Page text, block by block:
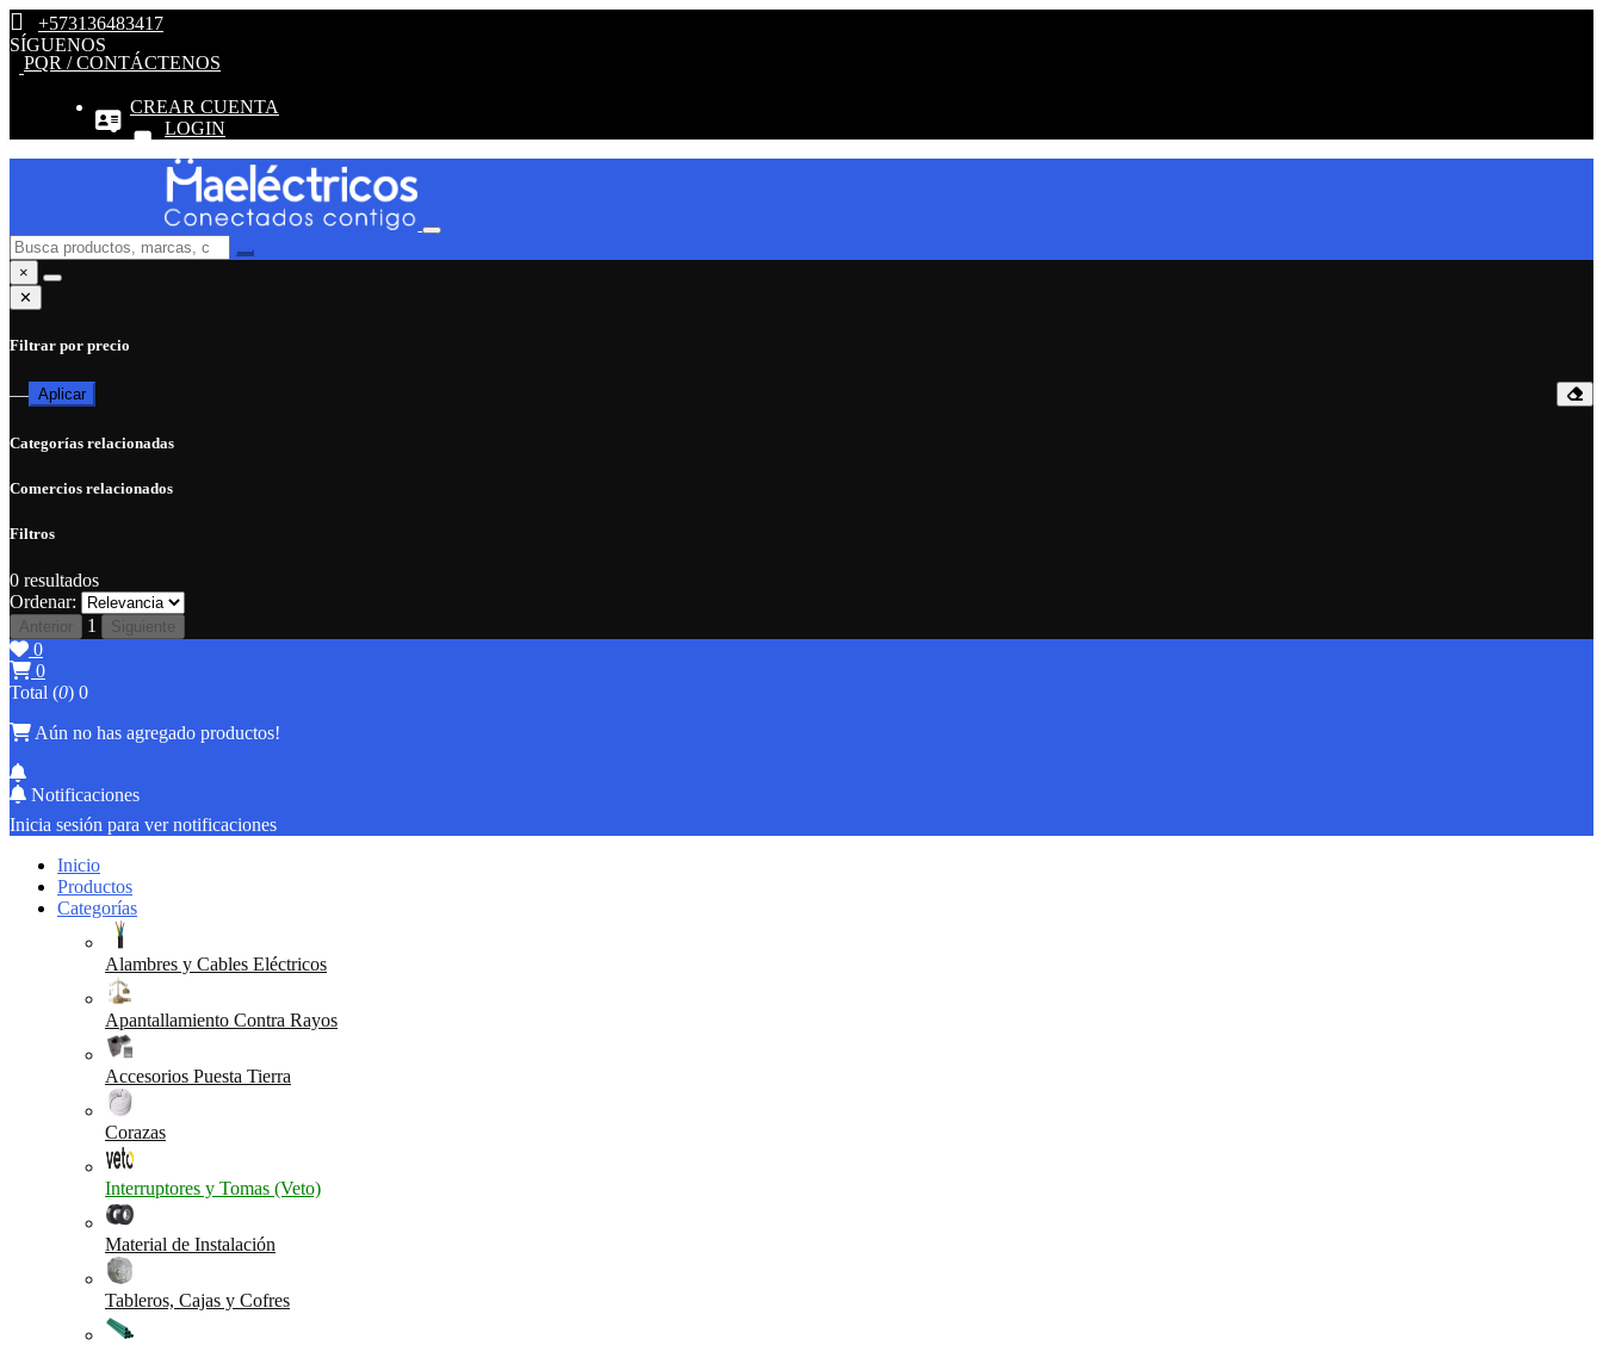
+573136483417
SÍGUENOS
PQR / CONTÁCTENOS
CREAR CUENTA
LOGIN
×
✕
Filtrar por precio
— Aplicar
Categorías relacionadas
Comercios relacionados
Filtros
0 resultados
Ordenar:
Anterior 1 Siguiente
0
0
Total (0) 0
Aún no has agregado productos!
Notificaciones
Inicia sesión para ver notificaciones
Inicio
Productos
Categorías
Alambres y Cables Eléctricos
Apantallamiento Contra Rayos
Accesorios Puesta Tierra
Corazas
Interruptores y Tomas (Veto)
Material de Instalación
Tableros, Cajas y Cofres